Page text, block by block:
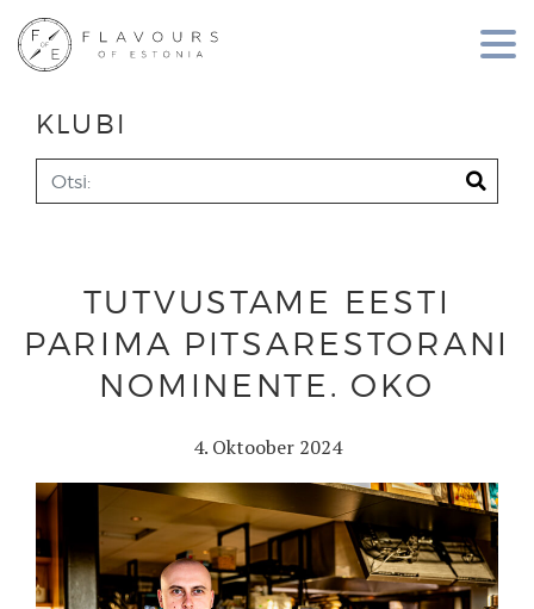
KLUBI
TUTVUSTAME EESTI
PARIMA PITSARESTORANI
NOMINENTE. OKO
4. Oktoober 2024